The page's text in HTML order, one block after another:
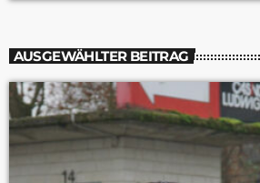
AUSGEWÄHLTER BEITRAG